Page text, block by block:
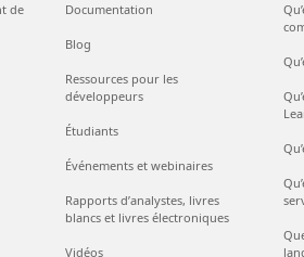
de
Documentation
Blog
Ressources pour les
développeurs
Étudiants
Événements et webinaires
Rapports d’analystes, livres
blancs et livres électroniques
Vidéos